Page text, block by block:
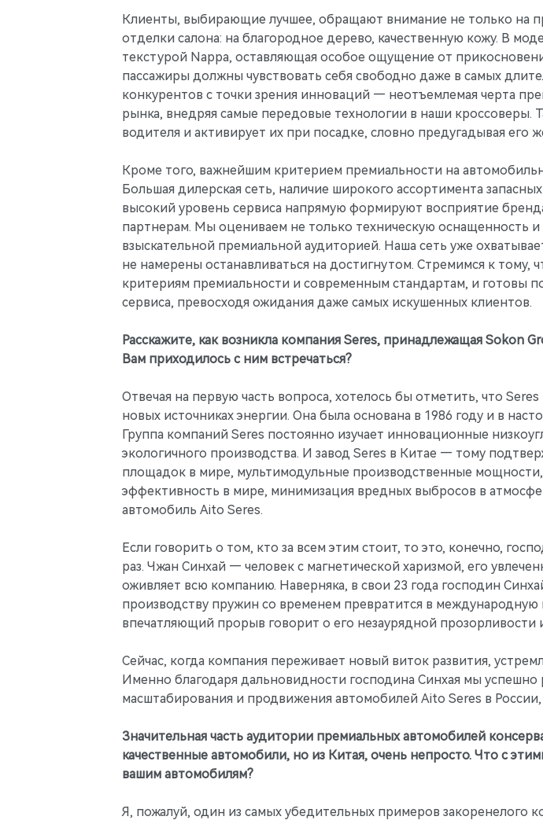
Клиенты, выбирающие лучшее, обращают внимание не только на
отделки салона: на благородное дерево, качественную кожу. В
текстурой Nappa, оставляющая особое ощущение от
пассажиры должны чувствовать себя свободно даже в самых
конкурентов с точки зрения инноваций — неотъемлемая черта
рынка, внедряя самые передовые технологии в наши кроссоверы.
водителя и активирует их при посадке, словно предугадывая его
Кроме того, важнейшим критерием премиальности на
Большая дилерская сеть, наличие широкого ассортимента
высокий уровень сервиса напрямую формируют восприятие
партнерам. Мы оцениваем не только техническую оснащенность
взыскательной премиальной аудиторией. Наша сеть уже
не намерены останавливаться на достигнутом. Стремимся к
критериям премиальности и современным стандартам, и готовы
сервиса, превосходя ожидания даже самых искушенных клиентов.
Расскажите, как возникла компания Seres, принадлежащая Sokon
Вам приходилось с ним встречаться?
Отвечая на первую часть вопроса, хотелось бы отметить, что
новых источниках энергии. Она была основана в 1986 году и в
Группа компаний Seres постоянно изучает инновационные
экологичного производства. И завод Seres в Китае — тому
площадок в мире, мультимодульные производственные мощности,
эффективность в мире, минимизация вредных выбросов в
автомобиль Aito Seres.
Если говорить о том, кто за всем этим стоит, то это, конечно,
раз. Чжан Синхай — человек с магнетической харизмой, его
оживляет всю компанию. Наверняка, в свои 23 года господин
производству пружин со временем превратится в
впечатляющий прорыв говорит о его незаурядной прозорливости
Сейчас, когда компания переживает новый виток развития,
Именно благодаря дальновидности господина Синхая мы успешно
масштабирования и продвижения автомобилей Aito Seres в
Значительная часть аудитории премиальных автомобилей
качественные автомобили, но из Китая, очень непросто. Что с
вашим автомобилям?
Я, пожалуй, один из самых убедительных примеров закоренелого